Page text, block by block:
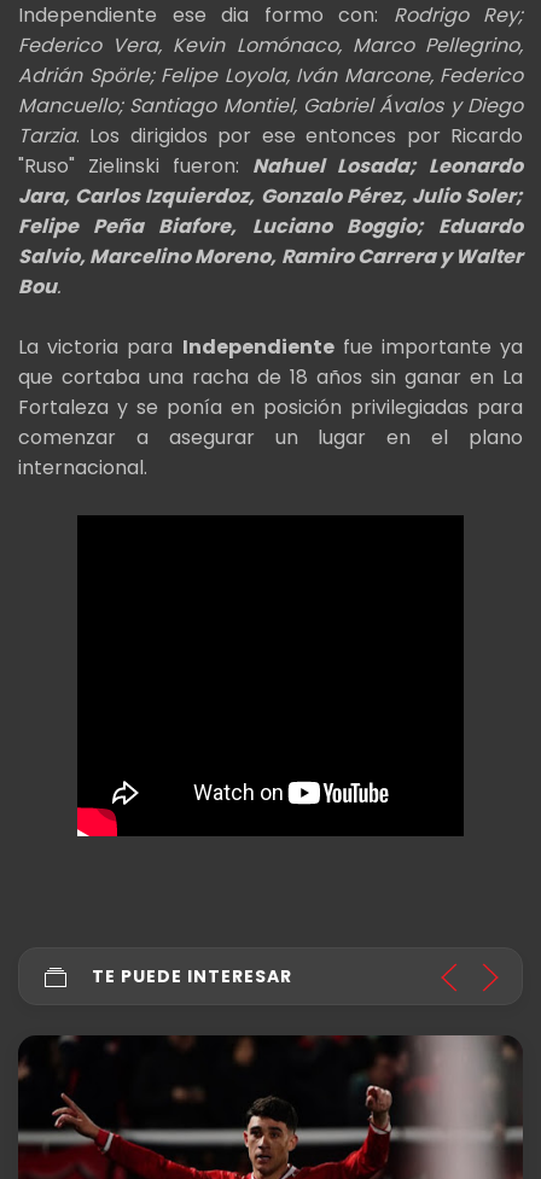
Independiente ese dia formo con: Rodrigo Rey;
Federico Vera, Kevin Lomónaco, Marco Pellegrino,
Adrián Spörle; Felipe Loyola, Iván Marcone, Federico
Mancuello; Santiago Montiel, Gabriel Ávalos y Diego
Tarzia. Los dirigidos por ese entonces por Ricardo
"Ruso" Zielinski fueron: Nahuel Losada; Leonardo
Jara, Carlos Izquierdoz, Gonzalo Pérez, Julio Soler;
Felipe Peña Biafore, Luciano Boggio; Eduardo
Salvio, Marcelino Moreno, Ramiro Carrera y Walter
Bou.
La victoria para Independientefue importante ya
que cortaba una racha de 18 años sin ganar en La
Fortaleza y se ponía en posición privilegiadas para
comenzar a asegurar un lugar en el plano
internacional.
TE PUEDE INTERESAR